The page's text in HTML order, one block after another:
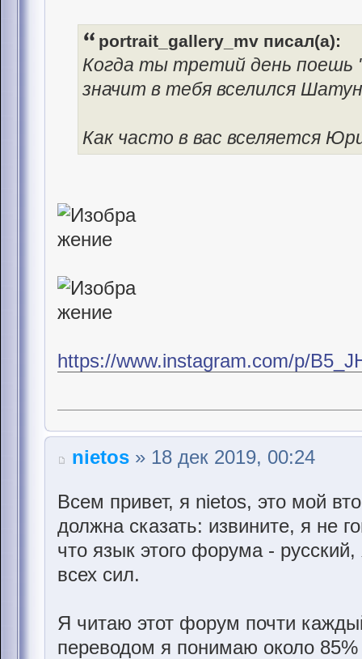
portrait_gallery_mv писал(а):
Когда ты третий день поешь
значит в тебя вселился
Как часто в вас вселяется
https://www.instagram.com/p/
nietos » 18 дек 2019, 00:24
Всем привет, я nietos, это мой
должна сказать: извините, я не
что язык этого форума -
всех сил.
Я читаю этот форум почти
переводом я понимаю около 85%